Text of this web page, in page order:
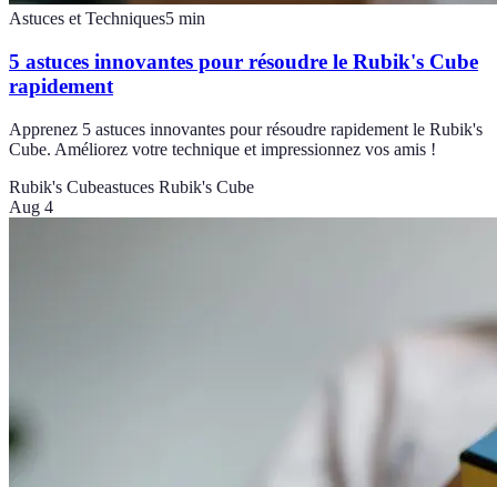
Astuces et Techniques5 min
5 astuces innovantes pour résoudre le Rubik's Cube
rapidement
Apprenez 5 astuces innovantes pour résoudre rapidement le Rubik's
Cube. Améliorez votre technique et impressionnez vos amis !
Rubik's Cubeastuces Rubik's Cube
Aug 4